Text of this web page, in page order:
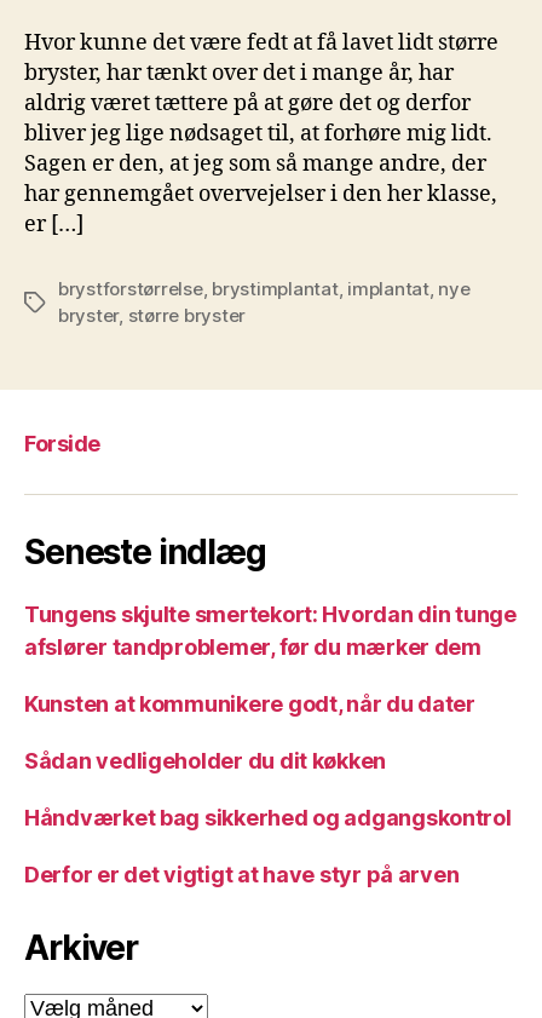
Hvor kunne det være fedt at få lavet lidt større
bryster, har tænkt over det i mange år, har
aldrig været tættere på at gøre det og derfor
bliver jeg lige nødsaget til, at forhøre mig lidt.
Sagen er den, at jeg som så mange andre, der
har gennemgået overvejelser i den her klasse,
er […]
Tags
brystforstørrelse, brystimplantat, implantat, nye
bryster, større bryster
Forside
Seneste indlæg
Tungens skjulte smertekort: Hvordan din tunge
afslører tandproblemer, før du mærker dem
Kunsten at kommunikere godt, når du dater
Sådan vedligeholder du dit køkken
Håndværket bag sikkerhed og adgangskontrol
Derfor er det vigtigt at have styr på arven
Arkiver
Arkiver